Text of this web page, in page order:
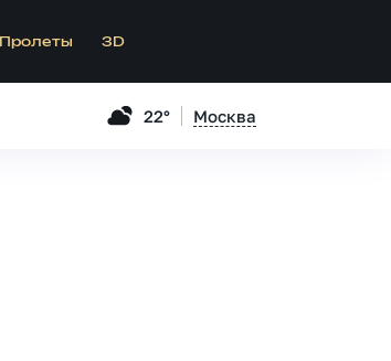
Пролеты 3D
22° Москва